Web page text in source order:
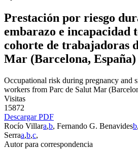
Prestación por riesgo
embarazo e incapacidad
cohorte de trabajadoras
Mar (Barcelona, España)
Occupational risk during pregnancy and
workers from Parc de Salut Mar
Visitas
15872
Descargar PDF
Rocío Villara,b, Fernando G. Benavidesb,
Serraa,b,c,
Autor para correspondencia